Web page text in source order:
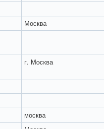
Москва
г. Москва
москва